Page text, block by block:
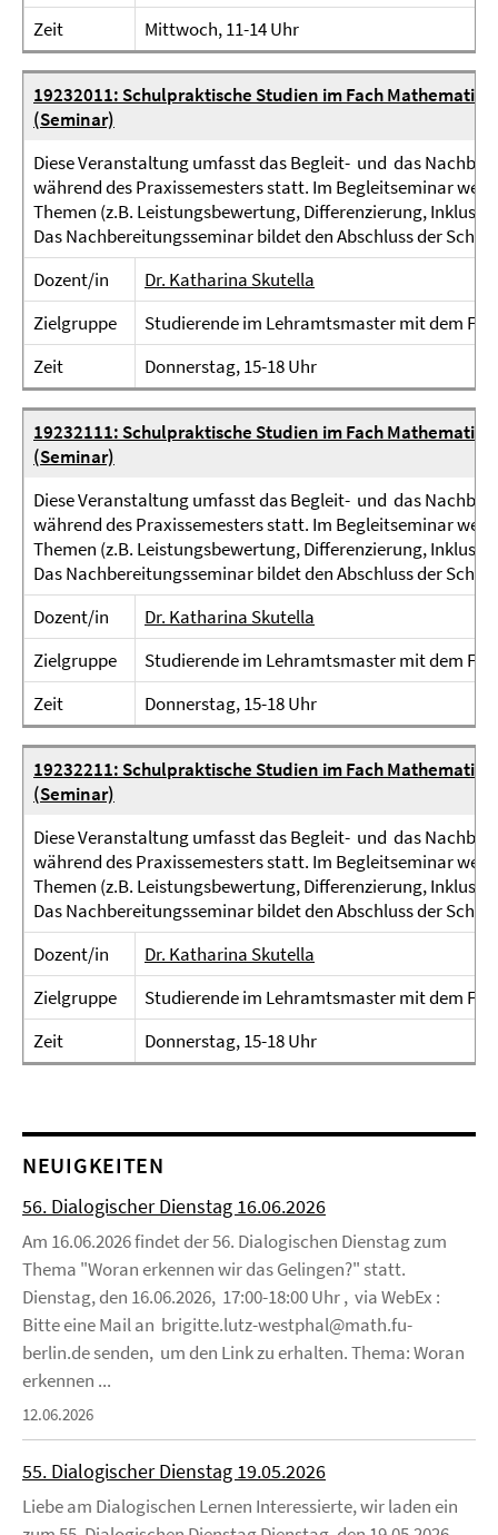
Zeit Mittwoch, 11-14 Uhr
19232011: Schulpraktische Studien im Fach Mathematik
(Seminar)
Diese Veranstaltung umfasst das Begleit- und das
während des Praxissemesters statt. Im Begleitseminar
Themen (z.B. Leistungsbewertung, Differenzierung,
Das Nachbereitungsseminar bildet den Abschluss der
Dozent/in
Dr. Katharina Skutella
Zielgruppe
Studierende im Lehramtsmaster mit dem
Zeit
Donnerstag, 15-18 Uhr
19232111: Schulpraktische Studien im Fach Mathematik
(Seminar)
Diese Veranstaltung umfasst das Begleit- und das
während des Praxissemesters statt. Im Begleitseminar
Themen (z.B. Leistungsbewertung, Differenzierung,
Das Nachbereitungsseminar bildet den Abschluss der
Dozent/in
Dr. Katharina Skutella
Zielgruppe
Studierende im Lehramtsmaster mit dem
Zeit
Donnerstag, 15-18 Uhr
19232211: Schulpraktische Studien im Fach Mathematik
(Seminar)
Diese Veranstaltung umfasst das Begleit- und das
während des Praxissemesters statt. Im Begleitseminar
Themen (z.B. Leistungsbewertung, Differenzierung,
Das Nachbereitungsseminar bildet den Abschluss der
Dozent/in
Dr. Katharina Skutella
Zielgruppe
Studierende im Lehramtsmaster mit dem
Zeit
Donnerstag, 15-18 Uhr
NEUIGKEITEN
56. Dialogischer Dienstag 16.06.2026
Am 16.06.2026 findet der 56. Dialogischen Dienstag zum
Thema "Woran erkennen wir das Gelingen?" statt.
Dienstag, den 16.06.2026, 17:00-18:00 Uhr , via WebEx :
Bitte eine Mail an brigitte.lutz-westphal@math.fu-
berlin.de senden, um den Link zu erhalten. Thema: Woran
erkennen ...
12.06.2026
55. Dialogischer Dienstag 19.05.2026
Liebe am Dialogischen Lernen Interessierte, wir laden ein